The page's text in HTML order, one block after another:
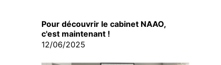
Pour découvrir le cabinet NAAO,
c'est maintenant !
12/06/2025